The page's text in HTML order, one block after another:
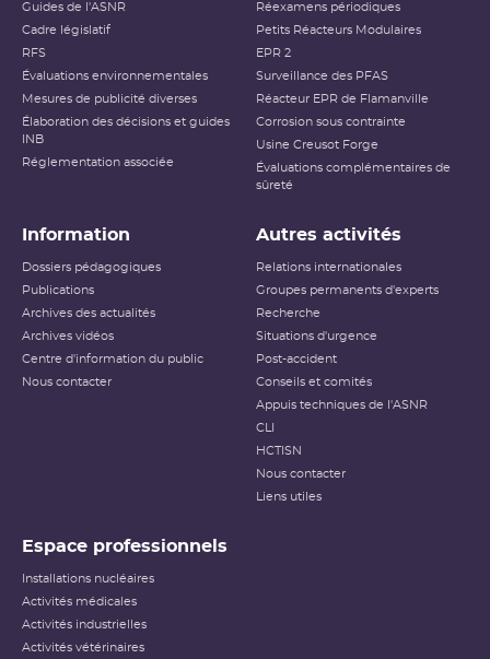
Guides de l'ASNR
Cadre législatif
RFS
Évaluations environnementales
Mesures de publicité diverses
Élaboration des décisions et guides
INB
Réglementation associée
Réexamens périodiques
Petits Réacteurs Modulaires
EPR 2
Surveillance des PFAS
Réacteur EPR de Flamanville
Corrosion sous contrainte
Usine Creusot Forge
Évaluations complémentaires de
sûreté
Information
Dossiers pédagogiques
Publications
Archives des actualités
Archives vidéos
Centre d'information du public
Nous contacter
Autres activités
Relations internationales
Groupes permanents d'experts
Recherche
Situations d'urgence
Post-accident
Conseils et comités
Appuis techniques de l'ASNR
CLI
HCTISN
Nous contacter
Liens utiles
Espace professionnels
Installations nucléaires
Activités médicales
Activités industrielles
Activités vétérinaires